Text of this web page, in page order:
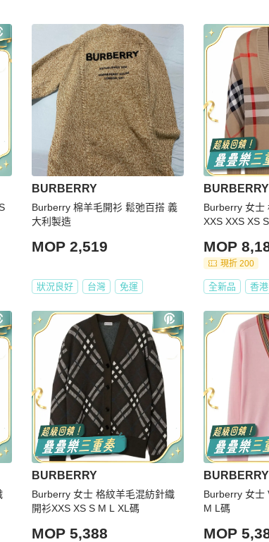
品
BURBERRY
Burberry 棉羊毛開衫 鬆弛百搭 義
大利製造
MOP 2,519
狀況良好 台灣 免運
BURBERRY
Burberry 女士
XXS XXS XS
MOP
現折 200
全新品 香港
BURBERRY
Burberry 女士 格紋羊毛混紡針織
開衫XXS XS S M L XL碼
MOP 5,388
BURBERRY
Burberry 女士
M L碼
MOP